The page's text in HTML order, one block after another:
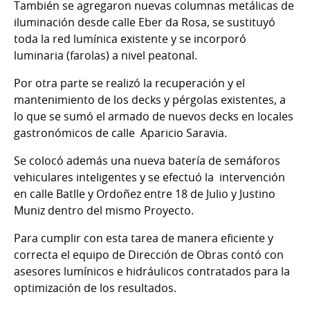
También se agregaron nuevas columnas metálicas de
iluminación desde calle Eber da Rosa, se sustituyó
toda la red lumínica existente y se incorporó
luminaria (farolas) a nivel peatonal.
Por otra parte se realizó la recuperación y el
mantenimiento de los decks y pérgolas existentes, a
lo que se sumó el armado de nuevos decks en locales
gastronómicos de calle Aparicio Saravia.
Se colocó además una nueva batería de semáforos
vehiculares inteligentes y se efectuó la intervención
en calle Batlle y Ordoñez entre 18 de Julio y Justino
Muniz dentro del mismo Proyecto.
Para cumplir con esta tarea de manera eficiente y
correcta el equipo de Dirección de Obras contó con
asesores lumínicos e hidráulicos contratados para la
optimización de los resultados.